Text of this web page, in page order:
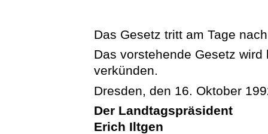
Das Gesetz tritt am Tage
Das vorstehende Gesetz
verkünden.
Dresden, den 16. Oktober
Der Landtagspräsident
Erich Iltgen